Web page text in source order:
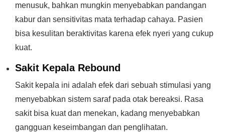
menusuk, bahkan mungkin menyebabkan pandangan
kabur dan sensitivitas mata terhadap cahaya. Pasien
bisa kesulitan beraktivitas karena efek nyeri yang cukup
kuat.
Sakit Kepala Rebound
Sakit kepala ini adalah efek dari sebuah stimulasi yang
menyebabkan sistem saraf pada otak bereaksi. Rasa
sakit bisa kuat dan menekan, kadang menyebabkan
gangguan keseimbangan dan penglihatan.